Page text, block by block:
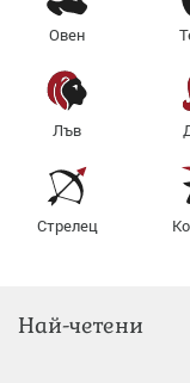
Овен
Лъв
Стрелец
Най-четени